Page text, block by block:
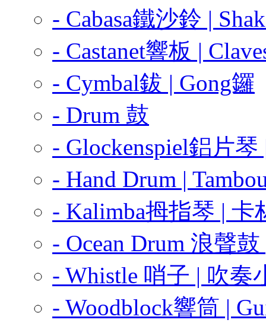
- Cabasa鐵沙鈴 |
- Castanet響板 |
- Cymbal鈸 | Gong鑼
- Drum 鼓
- Glockenspiel鋁片
- Hand Drum |
- Kalimba拇指琴 | 卡
- Ocean Drum 浪聲
- Whistle 哨子 | 吹奏
- Woodblock響筒 |